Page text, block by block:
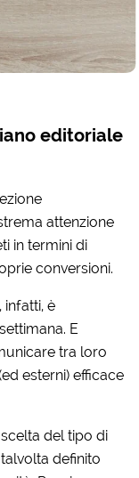
editoriale
attenzione
in termini di
conversioni.
infatti, è
E
tra loro
esterni) efficace
del tipo di
definito